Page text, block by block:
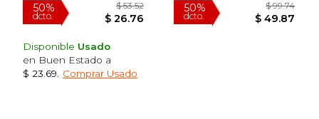
Disponible Usado
en Buen Estado a
$ 23.69
Comprar Usado